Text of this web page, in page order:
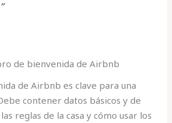
de bienvenida de Airbnb
de Airbnb es clave para una
contener datos básicos y de
reglas de la casa y cómo usar los